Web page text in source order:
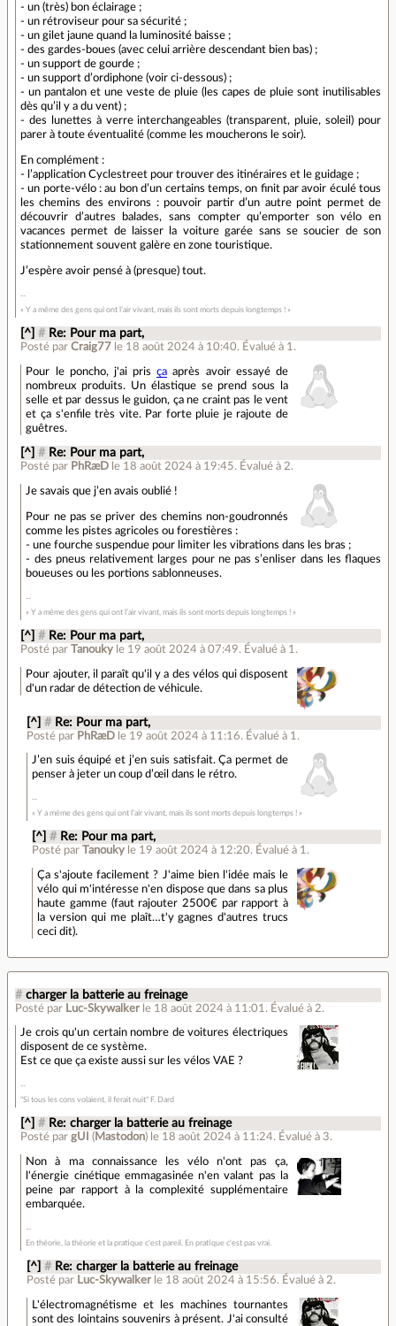
- un (très) bon éclairage ;
- un rétroviseur pour sa sécurité ;
- un gilet jaune quand la luminosité baisse ;
- des gardes-boues (avec celui arrière descendant bien bas) ;
- un support de gourde ;
- un support d’ordiphone (voir ci-dessous) ;
- un pantalon et une veste de pluie (les capes de pluie sont inutilisables
dès qu’il y a du vent) ;
- des lunettes à verre interchangeables (transparent, pluie, soleil) pour
parer à toute éventualité (comme les moucherons le soir).
En complément :
- l’application Cyclestreet pour trouver des itinéraires et le guidage ;
- un porte-vélo : au bon d’un certains temps, on finit par avoir éculé tous
les chemins des environs : pouvoir partir d’un autre point permet de
découvrir d’autres balades, sans compter qu’emporter son vélo en
vacances permet de laisser la voiture garée sans se soucier de son
stationnement souvent galère en zone touristique.
J’espère avoir pensé à (presque) tout.
« Y a même des gens qui ont l’air vivant, mais ils sont morts depuis longtemps ! »
[^] # Re: Pour ma part,
Posté parCraig77 le 18 août 2024 à 10:40. Évalué à 1 .
Pour le poncho, j'ai prisça après avoir essayé de
nombreux produits. Un élastique se prend sous la
selle et par dessus le guidon, ça ne craint pas le vent
et ça s'enfile très vite. Par forte pluie je rajoute de
guêtres.
[^] # Re: Pour ma part,
Posté par PhRæD le 18 août 2024 à 19:45. Évalué à 2.
Je savais que j’en avais oublié !
Pour ne pas se priver des chemins non-goudronnés
comme les pistes agricoles ou forestières :
- une fourche suspendue pour limiter les vibrations dans les bras ;
- des pneus relativement larges pour ne pas s’enliser dans les flaques
boueuses ou les portions sablonneuses.
« Y a même des gens qui ont l’air vivant, mais ils sont morts depuis longtemps ! »
[^] # Re: Pour ma part,
Posté parTanouky le 19 août 2024 à 07:49. Évalué à 1 .
Pour ajouter, il paraît qu'il y a des vélos qui disposent
d'un radar de détection de véhicule.
[^] # Re: Pour ma part,
Posté par PhRæD le 19 août 2024 à 11:16. Évalué à 1 .
J’en suis équipé et j’en suis satisfait. Ça permet de
penser à jeter un coup d’œil dans le rétro.
« Y a même des gens qui ont l’air vivant, mais ils sont morts depuis longtemps ! »
[^] # Re: Pour ma part,
Posté parTanouky le 19 août 2024 à 12:20. Évalué à 1 .
Ça s'ajoute facilement ? J'aime bien l'idée mais le
vélo qui m'intéresse n'en dispose que dans sa plus
haute gamme (faut rajouter 2500€ par rapport à
la version qui me plaît…t'y gagnes d'autres trucs
ceci dit).
# charger la batterie au freinage
Posté par Luc-Skywalker le 18 août 2024 à 11:01 . Évalué à 2.
Je crois qu'un certain nombre de voitures électriques
disposent de ce système.
Est ce que ça existe aussi sur les vélos VAE ?
"Si tous les cons volaient, il ferait nuit" F. Dard
[^] # Re: charger la batterie au freinage
Posté pargUI ( Mastodon) le 18 août 2024 à 11:24. Évalué à 3.
Non à ma connaissance les vélo n'ont pas ça,
l'énergie cinétique emmagasinée n'en valant pas la
peine par rapport à la complexité supplémentaire
embarquée.
En théorie, la théorie et la pratique c'est pareil. En pratique c'est pas vrai.
[^] # Re: charger la batterie au freinage
Posté par Luc-Skywalker le 18 août 2024 à 15:56. Évalué à 2.
L'électromagnétisme et les machines tournantes
sont des lointains souvenirs à présent. J'ai consulté